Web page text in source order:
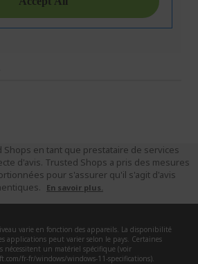
en tant que prestataire de services
d'avis. Trusted Shops a pris des mesures
pour s'assurer qu'il s'agit d'avis
En savoir plus.
varie en fonction des appareils. La disponibilité
applications peut varier selon le pays. Certaines
nécessitent un matériel spécifique (voir
fr-fr/windows/windows-11-specifications).